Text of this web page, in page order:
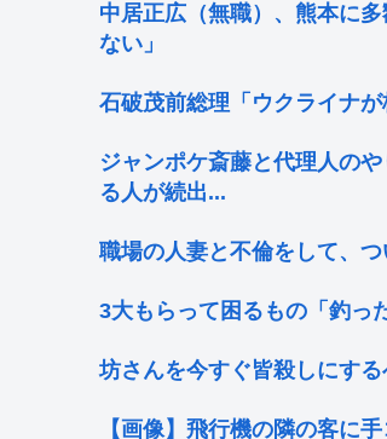
中居正広（無職）、熊本に
ない」
石破茂前総理「ウクライナ
ジャンポケ斎藤と代理人の
る人が続出...
職場の人妻と不倫をして、つ
3大もらって困るもの「釣っ
坊さんを今すぐ皆殺しにす
【画像】飛行機の隣の客に